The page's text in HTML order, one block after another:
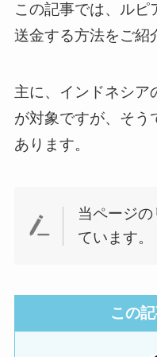
この記事では、ルピ
送金する方法をご紹
主に、インドネシア
が対象ですが、そう
あります。
当ページ
ています。
この